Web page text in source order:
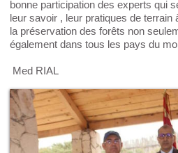
bonne participation des experts qui
leur savoir , leur pratiques de terrain
la préservation des forêts non
également dans tous les pays du
Med RIAL